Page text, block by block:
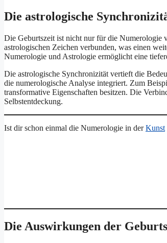
Die astrologische
Die Geburtszeit ist nicht nur für die Numerologie
astrologischen Zeichen verbunden, was einen
Numerologie und Astrologie ermöglicht eine
Die astrologische Synchronizität vertieft die
die numerologische Analyse integriert. Zum
transformative Eigenschaften besitzen. Die
Selbstentdeckung.
Ist dir schon einmal die Numerologie in derKunst
Die Auswirkungen der